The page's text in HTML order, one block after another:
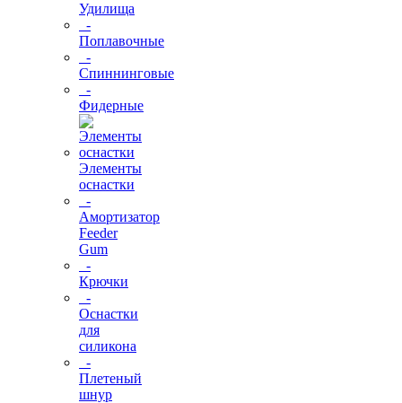
Удилища
-
Поплавочные
-
Спиннинговые
-
Фидерные
Элементы
оснастки
-
Амортизатор
Feeder
Gum
-
Крючки
-
Оснастки
для
силикона
-
Плетеный
шнур